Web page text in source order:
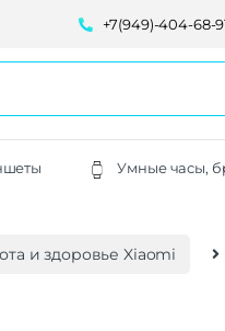
+7(949)-404-68-
Умные часы,
и здоровье Xiaomi